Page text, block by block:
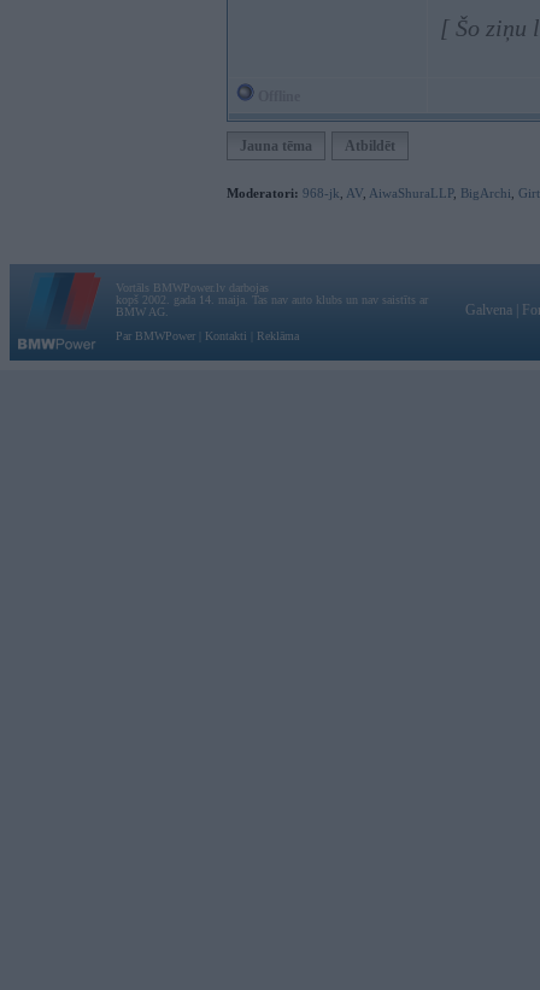
[ Šo ziņu
Jauna tēma Atbildēt
Moderatori: 968-jk AV AiwaShuraLLP, BigArchi
Vortāls BMWPower.lv darbojas
kopš 2002. gada 14. maija. Tas nav auto klubs un nav saistīts ar
BMW AG.
Par BMWPower
Kontakti Reklāma
Galvena